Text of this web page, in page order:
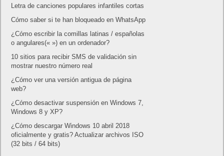
Letra de canciones populares infantiles cortas
Cómo saber si te han bloqueado en WhatsApp
¿Cómo escribir la comillas latinas / españolas
o angulares(« ») en un ordenador?
10 sitios para recibir SMS de validación sin
mostrar nuestro número real
¿Cómo ver una versión antigua de página
web?
¿Cómo desactivar suspensión en Windows 7,
Windows 8 y XP?
¿Cómo descargar Windows 10 abril 2018
oficialmente y gratis? Actualizar archivos ISO
(32 bits / 64 bits)